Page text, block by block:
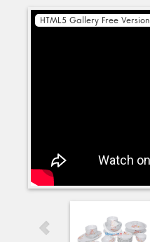
HTML5 Gallery Free Version